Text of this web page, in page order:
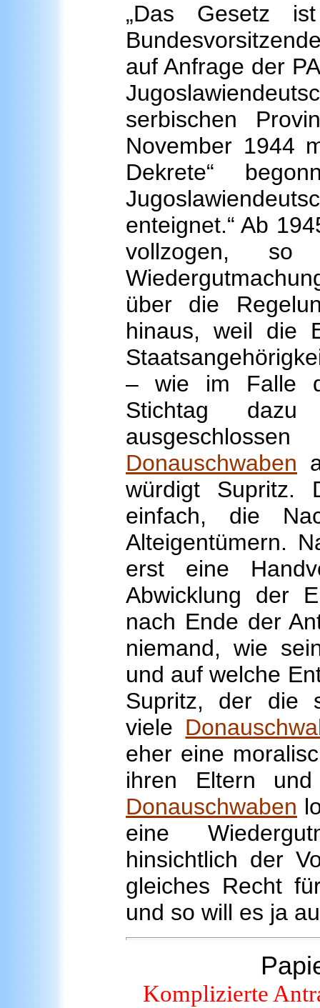
„Das Gesetz
auf Anfrage der
serbischen
November 1944
Dekrete“
enteignet.“ Ab
vollzogen,
über die
hinaus, weil die
– wie im Falle
Stichtag
Donauschwaben
würdigt Supritz.
einfach, die
Alteigentümern.
erst eine
Abwicklung der
nach Ende der
niemand, wie
und auf welche
Supritz, der die
viele
eher eine
ihren Eltern
Donauschwaben
eine
hinsichtlich der
gleiches Recht
und so will es ja
Komplizierte